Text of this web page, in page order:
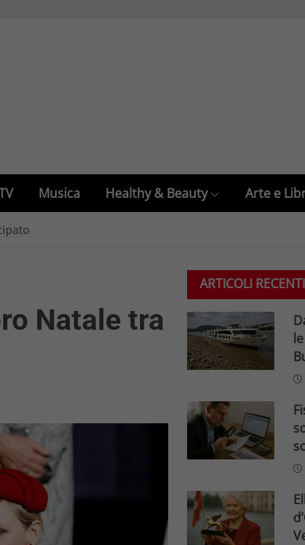
Musica Healthy & Beauty Arte e
Natale tra
ARTICOLI RECENTI